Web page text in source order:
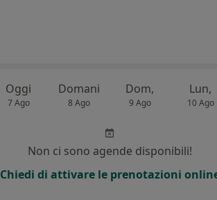
Oggi
7 Ago
Domani
8 Ago
Dom,
9 Ago
Lun,
10 Ago
Non ci sono agende disponibili!
Chiedi di attivare le prenotazioni